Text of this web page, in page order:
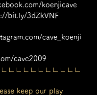
koenjicave
bit.ly/3dZkVNF
cave_koenji
cave2009
keep our play